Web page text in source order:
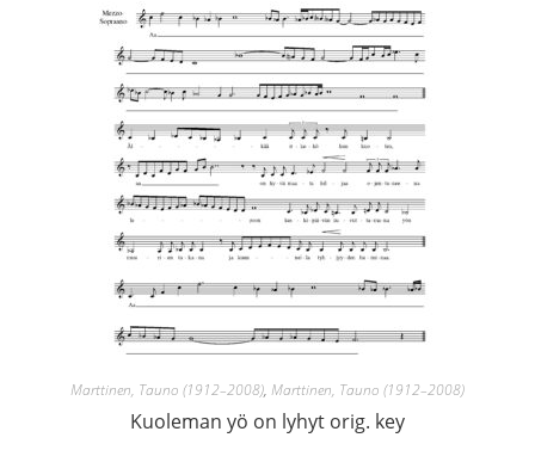
Marttinen, Tauno (1912–2008), Marttinen, Tauno (1912–2008)
Kuoleman yö on lyhyt orig. key